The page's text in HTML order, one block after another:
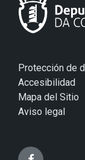
Protección de
Accesibilidad
Mapa del Sitio
Aviso legal